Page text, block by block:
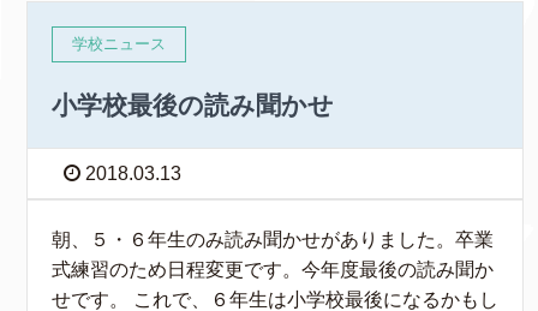
学校ニュース
小学校最後の読み聞かせ
2018.03.13
朝、５・６年生のみ読み聞かせがありました。卒業
式練習のため日程変更です。今年度最後の読み聞か
せです。 これで、６年生は小学校最後になるかもし